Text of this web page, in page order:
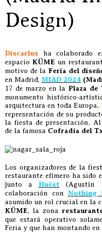
Design)
Discarlux ha colaborado
espacio KÜME un
motivo de la Feria del
en Madrid, MIAD 2024
17 de marzo en la Plaza
monumento histórico-
arquitectura en toda Europa.
representación de su
la fiesta de presentación.
de la famosa Cofradía del
Los organizadores de la
restaurante efímero ha sido
junto a Huëst (Agustín
colaboración con Nothing
asumido un rol crucial en la
KÜME, la zona
que estará operativo
Feria y que han montando en